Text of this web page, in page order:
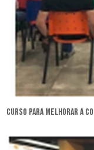
curso para melhorar a